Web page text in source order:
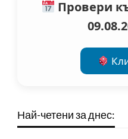
Провери
Най-четени за днес: